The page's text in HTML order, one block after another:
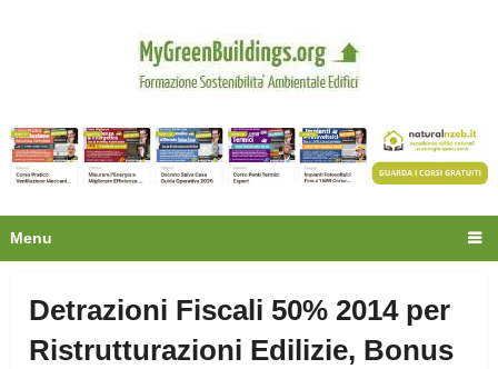
Menu
Detrazioni Fiscali 50% 2014 per
Ristrutturazioni Edilizie, Bonus
Privacy
Oltre 30.000 tecnici
fanno già parte della